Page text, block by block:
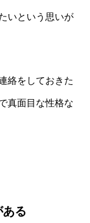
いという思いが
絡をしておきた
真面目な性格な
る